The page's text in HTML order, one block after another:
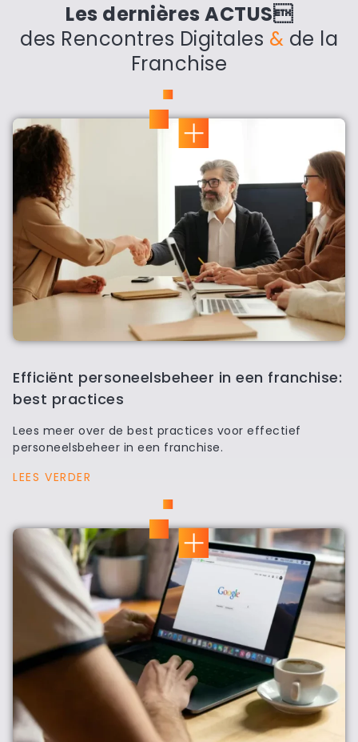
Les dernières ACTUS
des Rencontres Digitales & de la
Franchise
Efficiënt personeelsbeheer in een franchise:
best practices
Lees meer over de best practices voor effectief
personeelsbeheer in een franchise.
LEES VERDER